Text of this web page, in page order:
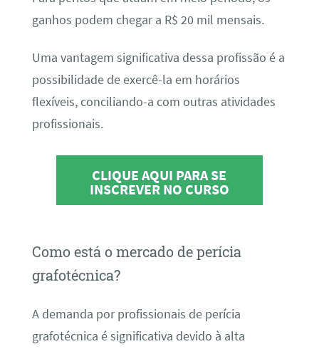
ganhos podem chegar a R$ 20 mil mensais.
Uma vantagem significativa dessa profissão é a
possibilidade de exercê-la em horários
flexíveis, conciliando-a com outras atividades
profissionais.
CLIQUE AQUI PARA SE
INSCREVER NO CURSO
Como está o mercado de perícia
grafotécnica?
A demanda por profissionais de perícia
grafotécnica é significativa devido à alta